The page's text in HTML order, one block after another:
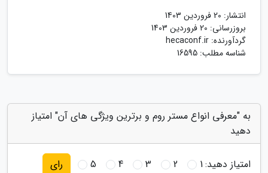
انتشار: 20 فروردین 1403
بروزرسانی: 20 فروردین 1403
گردآورنده: hecaconf.ir
شناسه مطلب: 16595
به "معرفی انواع مستر روم و برترین ویژگی های آن" امتیاز
دهید
امتیاز دهید:1
2
3
4
5 رای